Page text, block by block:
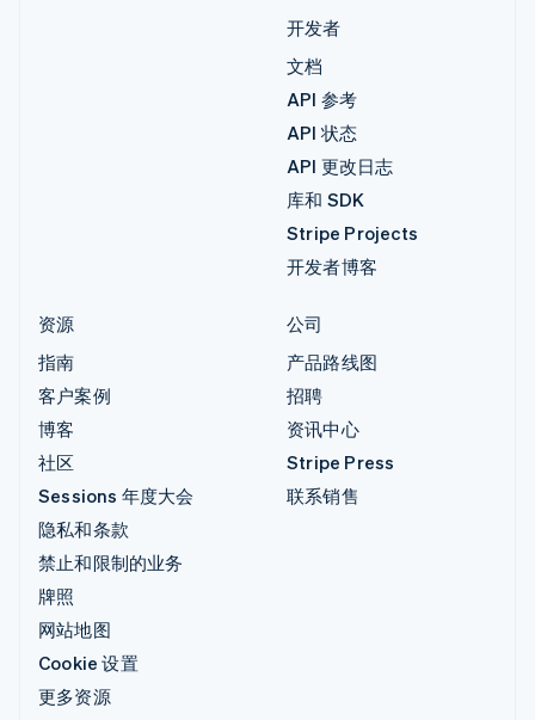
开发者
文档
API 参考
API 状态
API 更改日志
库和 SDK
Stripe Projects
开发者博客
资源
指南
客户案例
博客
社区
Sessions 年度大会
隐私和条款
禁止和限制的业务
牌照
网站地图
Cookie 设置
更多资源
公司
产品路线图
招聘
资讯中心
Stripe Press
联系销售